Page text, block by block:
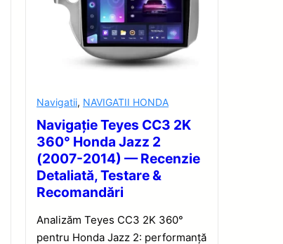
Navigatii, NAVIGATII HONDA
Navigație Teyes CC3 2K
360° Honda Jazz 2
(2007-2014) — Recenzie
Detaliată, Testare &
Recomandări
Analizăm Teyes CC3 2K 360°
pentru Honda Jazz 2: performanță